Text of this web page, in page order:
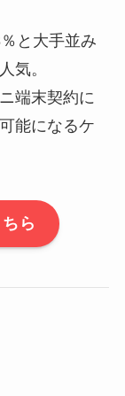
と大手並み
気。
端末契約に
能になるケ
ら